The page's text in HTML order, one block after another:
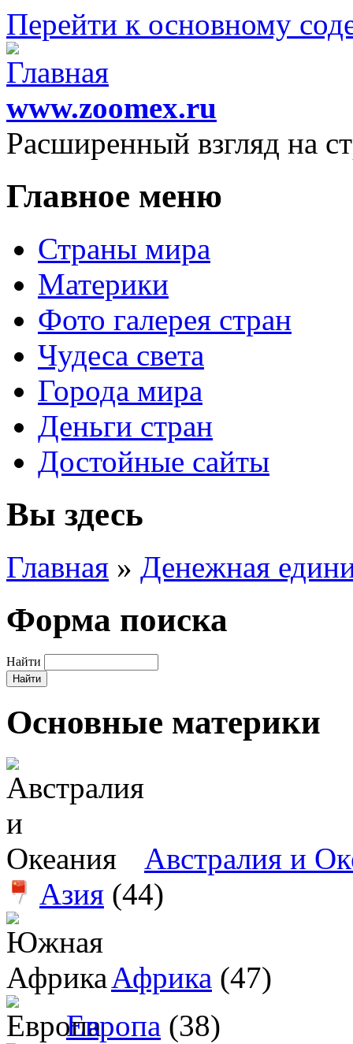
Перейти к основному
www.zoomex.ru
Расширенный взгляд на
Главное меню
Страны мира
Материки
Фото галерея стран
Чудеса света
Города мира
Деньги стран
Достойные сайты
Вы здесь
Главная » Денежная
Форма поиска
Найти
Основные материки
Австралия и
Азия (44)
Африка (47)
Европа (38)